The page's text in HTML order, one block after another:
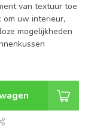
van textuur toe
om uw interieur,
mogelijkheden